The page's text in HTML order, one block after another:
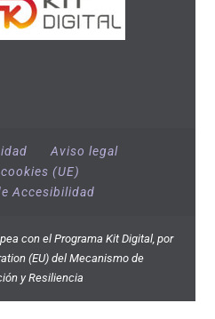
Aviso legal
(UE)
Accesibilidad
con el Programa Kit Digital, por
(EU) del Mecanismo de
y Resiliencia